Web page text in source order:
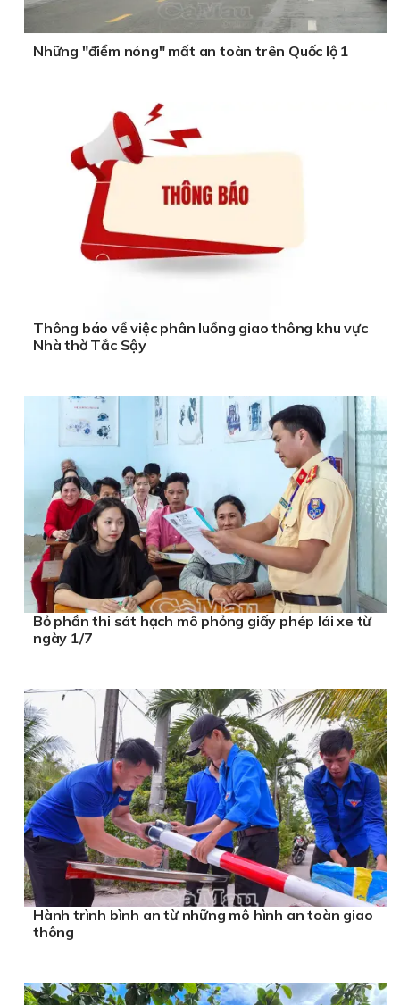
Những "điểm nóng" mất an toàn trên Quốc lộ 1
Thông báo về việc phân luồng giao thông khu vực
Nhà thờ Tắc Sậy
Bỏ phần thi sát hạch mô phỏng giấy phép lái xe từ
ngày 1/7
Hành trình bình an từ những mô hình an toàn giao
thông